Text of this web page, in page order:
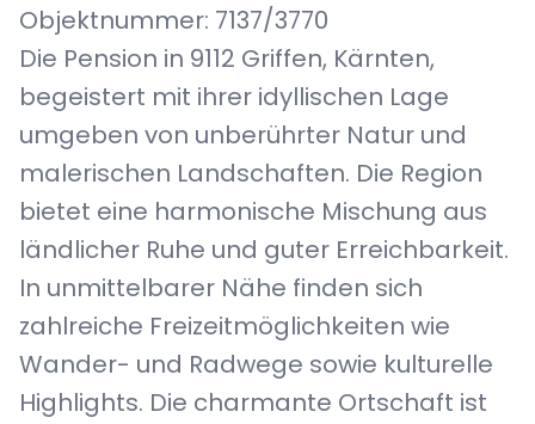
Objektnummer: 7137/3770
Die Pension in 9112 Griffen, Kärnten,
begeistert mit ihrer idyllischen Lage
umgeben von unberührter Natur und
malerischen Landschaften. Die Region
bietet eine harmonische Mischung aus
ländlicher Ruhe und guter Erreichbarkeit.
In unmittelbarer Nähe finden sich
zahlreiche Freizeitmöglichkeiten wie
Wander- und Radwege sowie kulturelle
Highlights. Die charmante Ortschaft ist